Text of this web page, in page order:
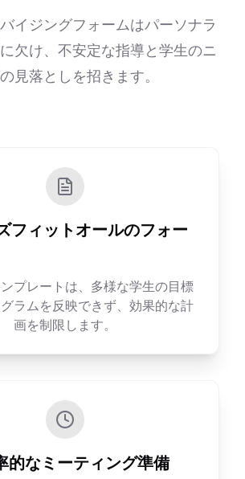
イジングフォームはパーソナラ
欠け、不安定な指導と学生のニ
見落としを招きます。
フィットオールのフォー
プレートは、多様な学生の目標
ラムを反映できず、効果的な計
画を制限します。
的なミーティング準備